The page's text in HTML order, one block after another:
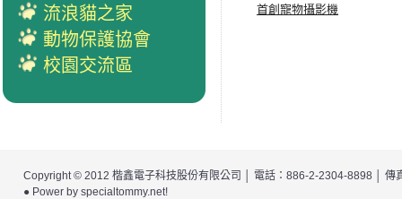
首創寵物攝影機
流浪貓之家
動物保護協會
校園交流區
Copyright © 2012 楷鑫電子科技股份有限公司
│ 電話：886-2-2304-8898 │
● Power by specialtommy.net!